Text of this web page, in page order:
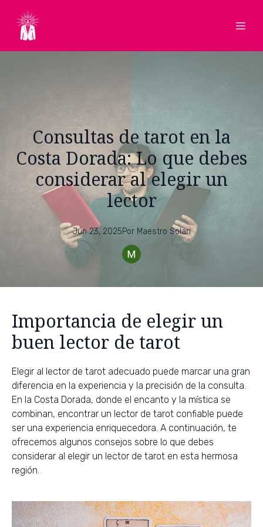
Consultas de tarot en la
Costa Dorada: Lo que debes
considerar al elegir un
lector
Jun 23, 2025Por Maestro Solari
Importancia de elegir un
buen lector de tarot
Elegir al lector de tarot adecuado puede marcar una gran
diferencia en la experiencia y la precisión de la consulta.
En la Costa Dorada, donde el encanto y la mística se
combinan, encontrar un lector de tarot confiable puede
ser una experiencia enriquecedora. A continuación, te
ofrecemos algunos consejos sobre lo que debes
considerar al elegir un lector de tarot en esta hermosa
región.